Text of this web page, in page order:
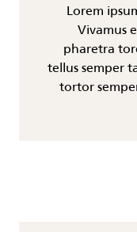
Lorem
Vivamus
pharetra
tellus semper
tortor